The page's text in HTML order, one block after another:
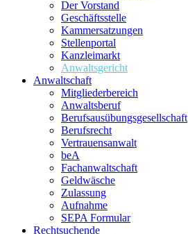
Der Vorstand
Geschäftsstelle
Kammersatzungen
Stellenportal
Kanzleimarkt
Anwaltsgericht
Anwaltschaft
Mitgliederbereich
Anwaltsberuf
Berufsausübungs­gesellschaft
Berufsrecht
Vertrauensanwalt
beA
Fachanwaltschaft
Geldwäsche
Zulassung
Aufnahme
SEPA Formular
Rechtsuchende